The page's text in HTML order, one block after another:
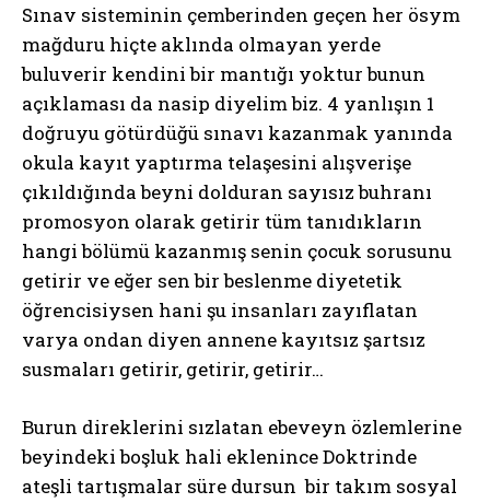
Sınav sisteminin çemberinden geçen her ösym
mağduru hiçte aklında olmayan yerde
buluverir kendini bir mantığı yoktur bunun
açıklaması da nasip diyelim biz. 4 yanlışın 1
doğruyu götürdüğü sınavı kazanmak yanında
okula kayıt yaptırma telaşesini alışverişe
çıkıldığında beyni dolduran sayısız buhranı
promosyon olarak getirir tüm tanıdıkların
hangi bölümü kazanmış senin çocuk sorusunu
getirir ve eğer sen bir beslenme diyetetik
öğrencisiysen hani şu insanları zayıflatan
varya ondan diyen annene kayıtsız şartsız
susmaları getirir, getirir, getirir…
Burun direklerini sızlatan ebeveyn özlemlerine
beyindeki boşluk hali eklenince Doktrinde
ateşli tartışmalar süre dursun bir takım sosyal